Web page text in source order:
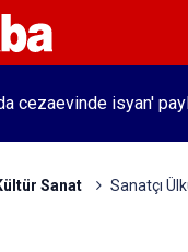
cezaevinde isyan'
Sanat
Sanatçı